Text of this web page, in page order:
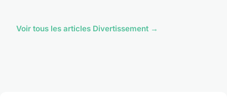
Voir tous les articles Divertissement →